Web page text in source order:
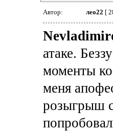
Автор: лео22 [
атаке.
моменты
меня
розыгрыш